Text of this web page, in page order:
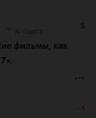
5
фильмы, как
-1